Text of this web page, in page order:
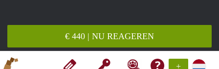
+
€ 440 | NU REAGEREN